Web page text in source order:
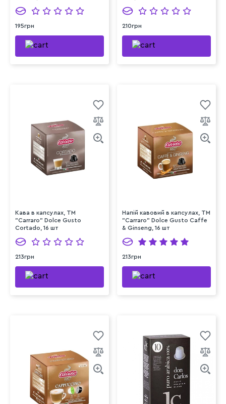
195грн 210грн
Кава в капсулах, TM
"Carraro" Dolce Gusto
Cortado, 16 шт
213грн
Напій кавовий в капсулах, TM
"Carraro" Dolce Gusto Caffe
& Ginseng, 16 шт
213грн